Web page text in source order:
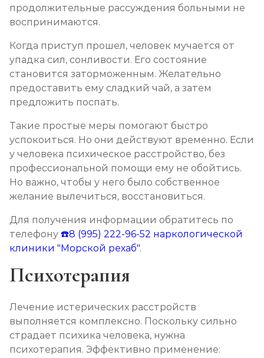
продолжительные рассуждения больными не
воспринимаются.
Когда приступ прошел, человек мучается от
упадка сил, сонливости. Его состояние
становится заторможенным. Желательно
предоставить ему сладкий чай, а затем
предложить поспать.
Такие простые меры помогают быстро
успокоиться. Но они действуют временно. Если
у человека психическое расстройство, без
профессиональной помощи ему не обойтись.
Но важно, чтобы у него было собственное
желание вылечиться, восстановиться.
Для получения информации обратитесь по
телефону ☎️8 (995) 222-96-52 наркологической
клиники "Морской рехаб".
Психотерапия
Лечение истерических расстройств
выполняется комплексно. Поскольку сильно
страдает психика человека, нужна
психотерапия. Эффективно применение: